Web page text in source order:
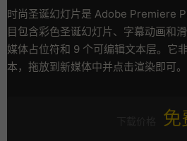
时尚圣诞幻灯片是 Adob​​e Premiere
目包含彩色圣诞幻灯片、字幕动画和
媒体占位符和 9 个可编辑文本层。它
本，拖放到新媒体中并点击渲染即可。
免